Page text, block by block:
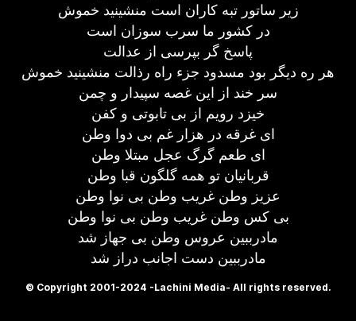
زیر ساتور تبه کاران است منشینید خموش
در کشور ما سرب سوزان است
پاسخ گر بپرسی از عدالت
هر ره دیگر بود مسدود جزء راه رذالت منشینید خموش
سر خند از این غصه سپیدار و چمن
خیزد رویم از بی تابوتی و کفن
ای غرقه در هزار غم بی دوا وطن
ای طعم گرگ عجل مبتلا وطن
قربانیان تو همه گلگون قبا وطن
عزیز وطن غریب وطن بی نوا وطن
بی کس وطن غریب وطن بی نوا وطن
مادرببین عروس وطن بی جهاز شد
مادرببین دست اجانب دراز شد
© Copyright 2001-2024 -Lachini Media- All rights reserved.